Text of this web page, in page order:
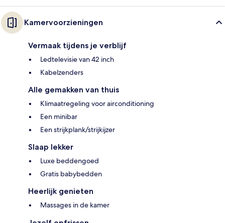
Kamervoorzieningen
Vermaak tijdens je verblijf
Ledtelevisie van 42 inch
Kabelzenders
Alle gemakken van thuis
Klimaatregeling voor airconditioning
Een minibar
Een strijkplank/strijkijzer
Slaap lekker
Luxe beddengoed
Gratis babybedden
Heerlijk genieten
Massages in de kamer